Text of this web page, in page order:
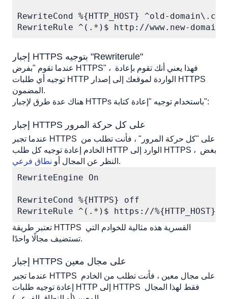
RewriteCond %{HTTP_HOST} ^old-
RewriteRule ^(.*)$ http://www.new-
إجبار HTTPS بتوجيه "Rewriterule"
عندما تقوم "بفرض HTTPS" ، فهذا يعني أنك تقوم بإعادة
توجيه أي طلبات HTTP الواردة لموقعك إلى إصدار HTTPS
المضمون.
هناك عدة طرق لإجبار HTTPs باستخدام توجيه "إعادة كتابة":
إجبار HTTPS على كل حركة المرور
عندما تجبر HTTPS على "كل حركة المرور" ، فأنت تطلب من
الخادم إعادة توجيه كل طلب HTTP الوارد إلى HTTPS ، بغض
النظر عن المجال أو نطاق فرعي .
RewriteEngine On
RewriteCond %{HTTPS} off
RewriteRule ^(.*)$ https://
تعتبر طريقة HTTPS القسرية هذه مثالية للخوادم التي
تستضيف مجالًا واحدًا.
إجبار HTTPS على مجال معين
عندما تجبر HTTPS على مجال معين ، فأنت تطلب من الخادم
إعادة توجيه طلبات HTTP إلى HTTPS فقط لهذا المجال